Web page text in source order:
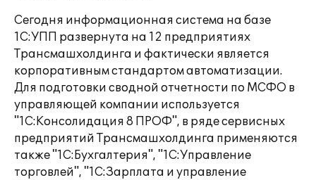
Сегодня информационная система на базе
1С:УПП развернута на 12 предприятиях
Трансмашхолдинга и фактически является
корпоративным стандартом автоматизации.
Для подготовки сводной отчетности по МСФО в
управляющей компании используется
"1С:Консолидация 8 ПРОФ", в ряде сервисных
предприятий Трансмашхолдинга применяются
также "1С:Бухгалтерия", "1С:Управление
торговлей", "1С:Зарплата и управление